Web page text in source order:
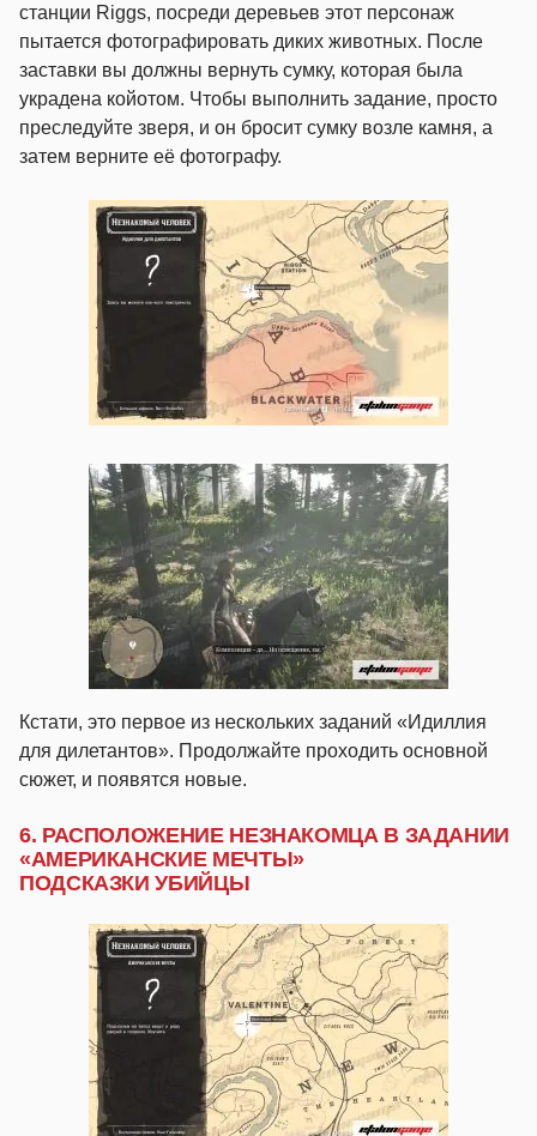
станции Riggs, посреди деревьев этот персонаж
пытается фотографировать диких животных. После
заставки вы должны вернуть сумку, которая была
украдена койотом. Чтобы выполнить задание, просто
преследуйте зверя, и он бросит сумку возле камня, а
затем верните её фотографу.
Кстати, это первое из нескольких заданий «Идиллия
для дилетантов». Продолжайте проходить основной
сюжет, и появятся новые.
6. РАСПОЛОЖЕНИЕ НЕЗНАКОМЦА В ЗАДАНИИ
«АМЕРИКАНСКИЕ МЕЧТЫ»
ПОДСКАЗКИ УБИЙЦЫ